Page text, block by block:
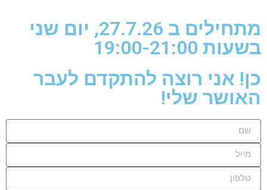
מתחילים ב 27.7.26, יום שני
בשעות 19:00-21:00
כן! אני רוצה להתקדם לעבר
האושר שלי!